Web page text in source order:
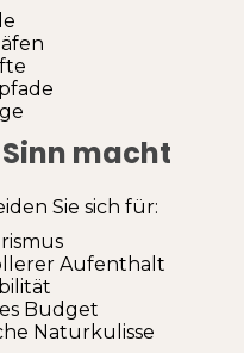
macht
Sie sich für:
Aufenthalt
Budget
Naturkulisse